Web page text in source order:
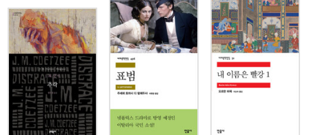
을 의심하는 시간 속에서 마야는 잔혹한 가족사의 비밀까지 알게 된
다. 마침내 진실을 마주한 마야는 보수적이고 억압적인 세상에 저항
하기로 결심하고 바그너 교수를 위한 마지막 선물을 준비한다. 전쟁
의 혼란 속에 국가가 자행한 가장 잔인하고 비열한 침묵 인류의 잔혹
성에 대한 감동적이면서도 지적인 비판. 『애심토트 매거진』 『세레나
데』는 쥴퓌 리바넬리의 작품 가운데 정치 권력에 대한 비판과 반전 평
화주의 사상이 가장 잘 드러나는 소설이다. 작품에서 드러나듯이, 튀